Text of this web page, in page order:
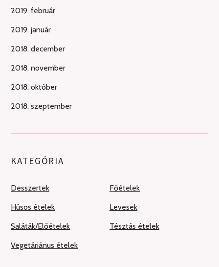
2019. február
2019. január
2018. december
2018. november
2018. október
2018. szeptember
KATEGÓRIA
Desszertek Főételek
Húsos ételek Levesek
Saláták/Előételek Tésztás ételek
Vegetáriánus ételek